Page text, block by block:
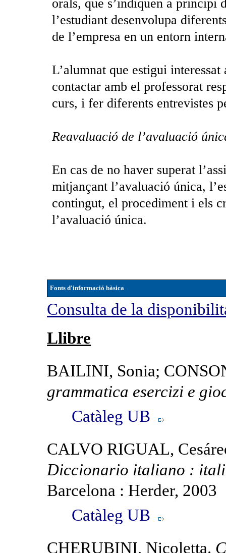
orals, que s’indiquen a principi
l’estudiant desenvolupa
de l’empresa en un entorn
L’alumnat que estigui
contactar amb el professorat
curs, i fer diferents entrevistes
Reavaluació de l’avaluació
En cas de no haver superat
mitjançant l’avaluació única,
contingut, el procediment i els
l’avaluació única.
Fonts d'informació bàsica
Consulta de la
Llibre
BAILINI, Sonia;
grammatica esercizi e
Catàleg UB
CALVO RIGUAL,
Diccionario italiano :
Barcelona : Herder, 2003
Catàleg UB
CHERUBINI, Nicoletta.